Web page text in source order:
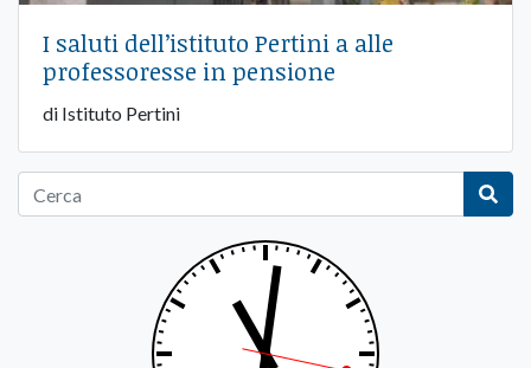
I saluti dell’istituto Pertini a alle
professoresse in pensione
di Istituto Pertini